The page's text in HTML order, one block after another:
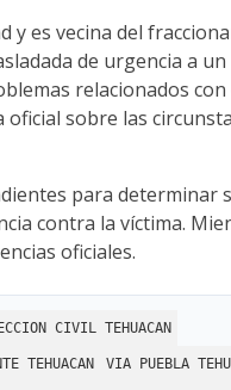
y es vecina del
de urgencia a
relacionados con
sobre las
para determinar
contra la víctima.
oficiales.
CIVIL TEHUACAN
TEHUACAN VIA PUEBLA